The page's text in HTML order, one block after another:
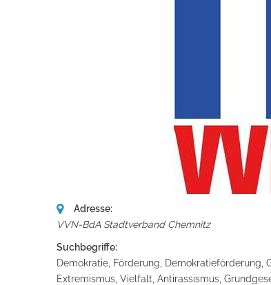
Adresse:
VVN-BdA Stadtverband Chemnitz
Suchbegriffe:
Demokratie, Förderung, Demokratieförderung,
Extremismus, Vielfalt, Antirassismus,